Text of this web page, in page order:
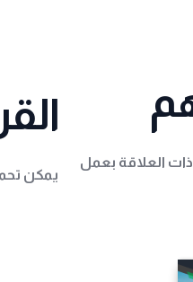
العلاقة بعمل
يمكن